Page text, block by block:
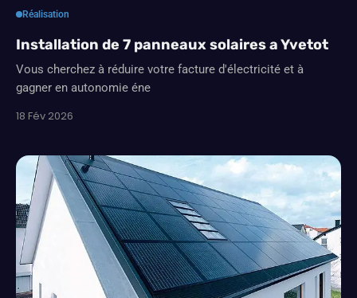
Réalisation
Installation de 7 panneaux solaires a Yvetot
Vous cherchez à réduire votre facture d'électricité et à
gagner en autonomie éne
18 Fév 2026